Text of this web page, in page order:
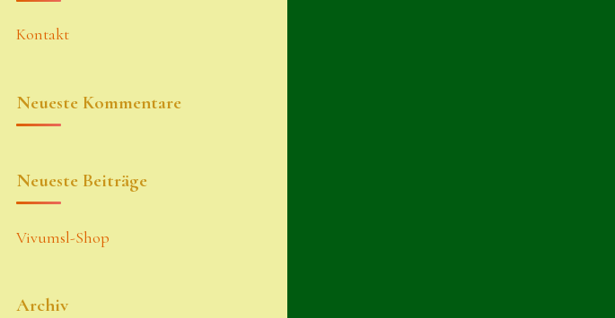
Kontakt
Neueste Kommentare
Neueste Beiträge
Vivumsl-Shop
Archiv